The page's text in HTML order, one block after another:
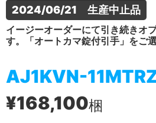
2024/06/21　生産中止品
イージーオーダーにて引き続きオ
す。「オートカマ錠付引手」をご
AJ1KVN-
¥168,100梱